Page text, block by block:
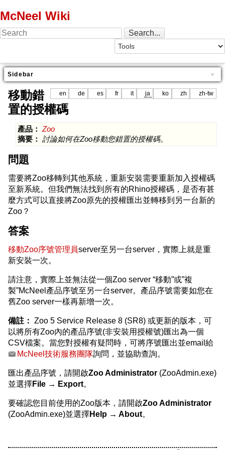
McNeel Wiki
Sidebar
en de es fr it ja ko zh zh-tw
移動錯
置的授權碼
產品：
Zoo
摘要：
討論如何在Zoo移動您錯置的授權碼。
問題
需要將Zoo移轉到其他系統，重新安裝需要重新加入授權碼
至新系統。但我們無法找到所有的Rhino授權碼，是否有甚
麼方式可以直接將Zoo原先的授權匯出並轉移到另一台新的
Zoo？
答案
移動Zoo序號管理員server至另一台server，實際上就是重
新安裝一次。
請注意，實際上並無法從一個Zoo server “移動”或”複
製”McNeel產品序號至另一台server。產品序號需要如您在
舊Zoo server一樣再新增一次。
備註： Zoo 5 Service Release 8 (SR8) 或更新的版本，可
以將所有Zoo內的產品序號(非安裝用授權號)匯出為一個
CSV檔案。當您對授權有疑問時，可將序號匯出並email給
McNeel技術服務團隊詢問，並協助查詢。
匯出產品序號，請開啟Zoo Administrator (ZooAdmin.exe)
並選擇File → Export。
要確認您目前使用的Zoo版本，請開啟Zoo Administrator
(ZooAdmin.exe)並選擇Help → About。